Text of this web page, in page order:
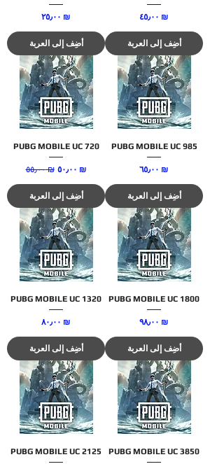
السعر ‏٢٥٫٠٠ ₪
أضِف إلى العربة
السعر ‏٤٥٫٠٠ ₪
أضِف إلى العربة
PUBG MOBILE UC 720
سعر عادي
‏٥٥٫٠٠ ₪ سعر البيع
‏٥٠٫٠٠ ₪
أضِف إلى العربة
PUBG MOBILE UC 985
السعر ‏٦٥٫٠٠ ₪
أضِف إلى العربة
PUBG MOBILE UC 1320
السعر ‏٨٠٫٠٠ ₪
أضِف إلى العربة
PUBG MOBILE UC 1800
السعر ‏٩٨٫٠٠ ₪
أضِف إلى العربة
PUBG MOBILE UC 2125 PUBG MOBILE UC 3850